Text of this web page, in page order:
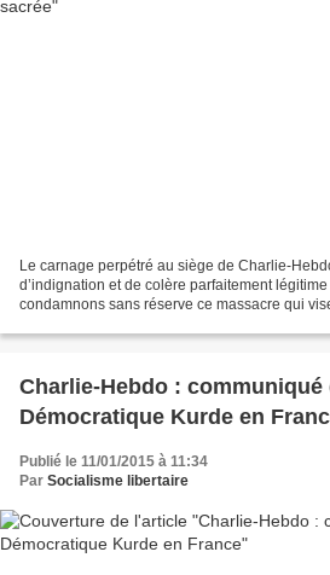
Le carnage perpétré au siège de Charlie-
d’indignation et de colère parfaitement
condamnons sans réserve ce massacre qui
Charlie-Hebdo : communiqué
Démocratique Kurde en
Publié le 11/01/2015 à 11:34
Par Socialisme libertaire